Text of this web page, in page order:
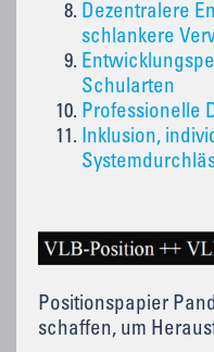
Dezentralere
schlankere
Schularten
Professionelle
Inklusion,
Positionspapier
schaffen, um